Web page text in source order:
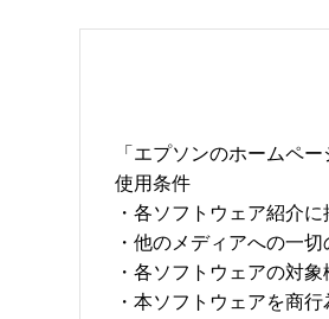
「エプソンのホームペ
使用条件
・各ソフトウェア紹介
・他のメディアへの一
・各ソフトウェアの対
・本ソフトウェアを商